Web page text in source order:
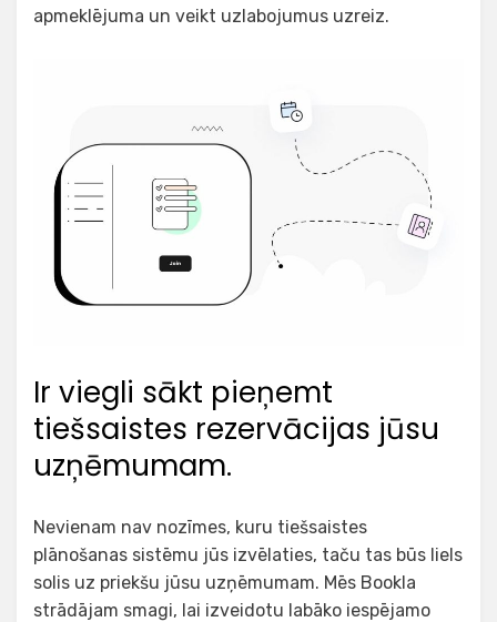
apmeklējuma un veikt uzlabojumus uzreiz.
Ir viegli sākt pieņemt
tiešsaistes rezervācijas jūsu
uzņēmumam.
Nevienam nav nozīmes, kuru tiešsaistes
plānošanas sistēmu jūs izvēlaties, taču tas būs liels
solis uz priekšu jūsu uzņēmumam. Mēs Bookla
strādājam smagi, lai izveidotu labāko iespējamo